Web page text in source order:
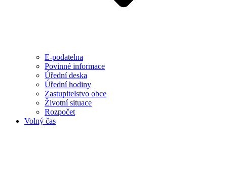
E-podatelna
Povinné informace
Úřední deska
Úřední hodiny
Zastupitelstvo obce
Životní situace
Rozpočet
Volný čas